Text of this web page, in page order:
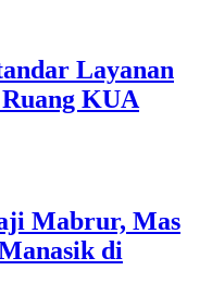
Layanan
KUA
Mabrur, Mas
di